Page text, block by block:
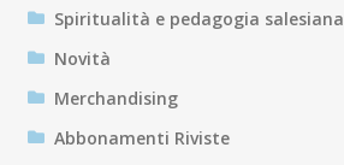
Spiritualità e pedagogia salesiana
Novità
Merchandising
Abbonamenti Riviste